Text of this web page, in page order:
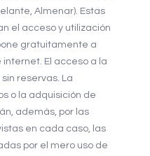
Almenar). Estas
el acceso y utilización
gratuitamente a
internet. El acceso a la
reservas. La
o la adquisición de
además, por las
en cada caso, las
por el mero uso de